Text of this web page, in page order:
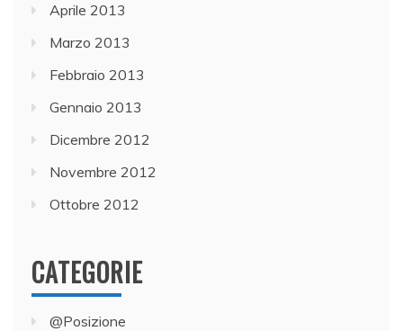
Aprile 2013
Marzo 2013
Febbraio 2013
Gennaio 2013
Dicembre 2012
Novembre 2012
Ottobre 2012
CATEGORIE
@Posizione